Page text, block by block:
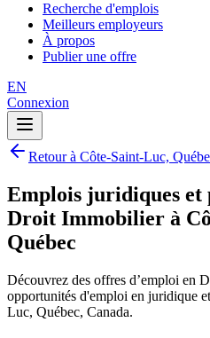
Recherche d'emplois
Meilleurs employeurs
À propos
Publier une offre
EN
Connexion
Retour à Côte-Saint-Luc,
Emplois juridiques et
Droit Immobilier à
Québec
Découvrez des offres d’emploi en
opportunités d'emploi en juridique
Luc, Québec, Canada.